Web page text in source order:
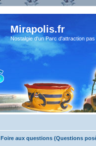
Mirapolis.fr
Nostalgie d'un Parc d'attraction
Foire aux questions (Questions